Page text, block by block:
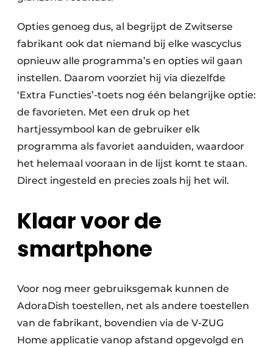
Opties genoeg dus, al begrijpt de Zwitserse
fabrikant ook dat niemand bij elke wascyclus
opnieuw alle programma’s en opties wil gaan
instellen. Daarom voorziet hij via diezelfde
‘Extra Functies’-toets nog één belangrijke optie:
de favorieten. Met een druk op het
hartjessymbool kan de gebruiker elk
programma als favoriet aanduiden, waardoor
het helemaal vooraan in de lijst komt te staan.
Direct ingesteld en precies zoals hij het wil.
Klaar voor de
smartphone
Voor nog meer gebruiksgemak kunnen de
AdoraDish toestellen, net als andere toestellen
van de fabrikant, bovendien via de V-ZUG
Home applicatie vanop afstand opgevolgd en